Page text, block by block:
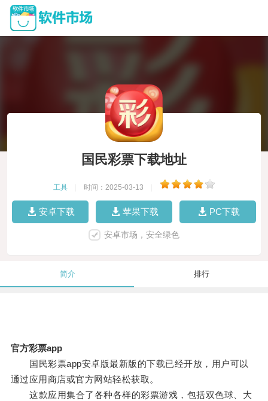
国民彩票下载地址
工具 时间：2025-03-13
安卓下载 苹果下载 PC下载
安卓市场，安全绿色
简介 排行
官方彩票app
国民彩票app安卓版最新版的下载已经开放，用户可以
通过应用商店或官方网站轻松获取。
这款应用集合了各种各样的彩票游戏，包括双色球、大